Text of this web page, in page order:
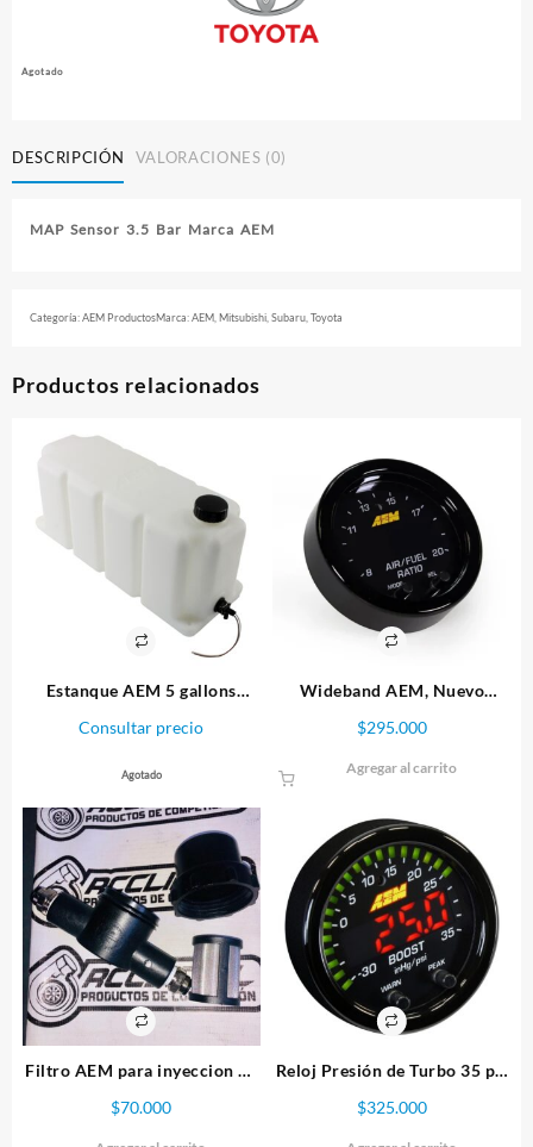
Agotado
DESCRIPCIÓN VALORACIONES (0)
MAP Sensor 3.5 Bar Marca AEM
Categoría:AEM ProductosMarca:AEM Mitsubishi Subaru Toyota
Productos relacionados
Estanque AEM 5 gallons
Consultar precio
Agotado
Wideband AEM, Nuevo
Sensor FAE
$295.000
Agregar al carrito
Filtro AEM para inyeccion de
$70.000
Reloj Presión de Turbo 35 psi
$325.000